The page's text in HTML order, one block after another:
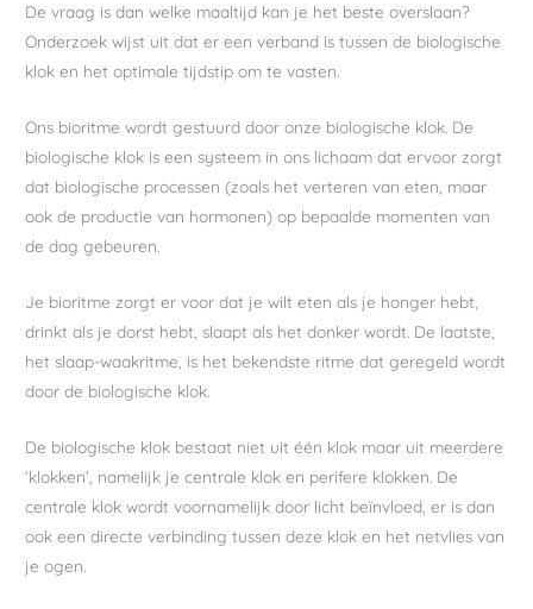
De vraag is dan welke maaltijd kan je het beste overslaan?
Onderzoek wijst uit dat er een verband is tussen de biologische
klok en het optimale tijdstip om te vasten.
Ons bioritme wordt gestuurd door onze biologische klok. De
biologische klok is een systeem in ons lichaam dat ervoor zorgt
dat biologische processen (zoals het verteren van eten, maar
ook de productie van hormonen) op bepaalde momenten van
de dag gebeuren.
Je bioritme zorgt er voor dat je wilt eten als je honger hebt,
drinkt als je dorst hebt, slaapt als het donker wordt. De laatste,
het slaap-waakritme, is het bekendste ritme dat geregeld wordt
door de biologische klok.
De biologische klok bestaat niet uit één klok maar uit meerdere
‘klokken’, namelijk je centrale klok en perifere klokken. De
centrale klok wordt voornamelijk door licht beïnvloed, er is dan
ook een directe verbinding tussen deze klok en het netvlies van
je ogen.